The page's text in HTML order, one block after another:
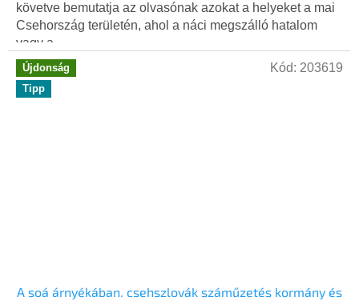
követve bemutatja az olvasónak azokat a helyeket a mai
Csehország területén, ahol a náci megszálló hatalom
vagy a...
Újdonság
Tipp
A soá árnyékában. csehszlovák száműzetés kormány és
Kód: 203619